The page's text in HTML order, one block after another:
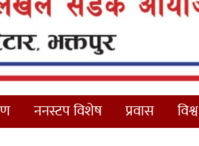
ननस्टप विशेष प्रवास विश्व